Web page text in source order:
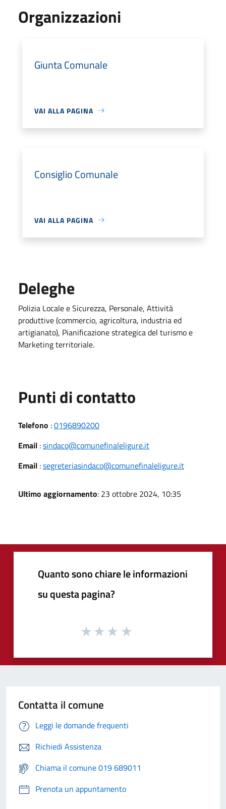
Organizzazioni
Giunta Comunale
VAI ALLA PAGINA
Consiglio Comunale
VAI ALLA PAGINA
Deleghe
Polizia Locale e Sicurezza, Personale, Attività
produttive (commercio, agricoltura, industria ed
artigianato), Pianificazione strategica del turismo e
Marketing territoriale.
Punti di contatto
Telefono :0196890200
Email :sindaco@comunefinaleligure.it
Email :segreteriasindaco@comunefinaleligure.it
Ultimo aggiornamento: 23 ottobre 2024, 10:35
Quanto sono chiare le informazioni
su questa pagina?
Contatta il comune
Leggi le domande frequenti
Richiedi Assistenza
Chiama il comune 019 689011
Prenota un appuntamento